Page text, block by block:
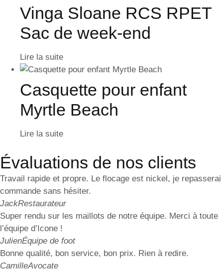
Vinga Sloane RCS RPET
Sac de week-end
Lire la suite
Casquette pour enfant
Myrtle Beach
Lire la suite
Évaluations de nos clients
Travail rapide et propre. Le flocage est nickel, je repasserai
commande sans hésiter.
JackRestaurateur
Super rendu sur les maillots de notre équipe. Merci à toute
l’équipe d’Icone !
JulienÉquipe de foot
Bonne qualité, bon service, bon prix. Rien à redire.
CamilleAvocate